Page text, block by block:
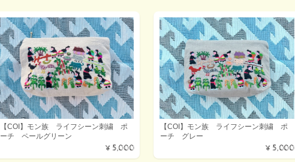
【COI】モン族 ライフシーン刺繍 ポ
ーチ ペールグリーン
¥5,000
【COI】モン族 ライフシーン刺繍 ポ
ーチ グレー
¥5,000